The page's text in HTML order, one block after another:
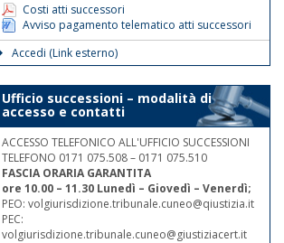
Costi atti successori
Avviso pagamento telematico atti successori
Accedi (Link esterno)
Ufficio successioni – modalità di
accesso e contatti
ACCESSO TELEFONICO ALL'UFFICIO SUCCESSIONI
TELEFONO 0171 075.508 – 0171 075.510
FASCIA ORARIA GARANTITA
ore 10.00 – 11.30 Lunedì – Giovedì – Venerdì;
PEO: volgiurisdizione.tribunale.cuneo@qiustizia.it
PEC:
volgiurisdizione.tribunale.cuneo@giustiziacert.it